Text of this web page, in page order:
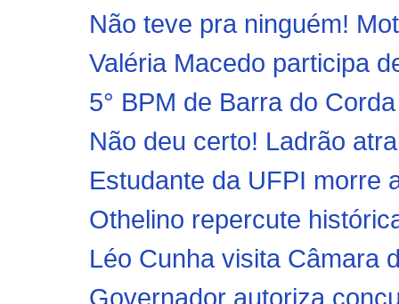
Não teve pra ninguém!
Valéria Macedo participa
5° BPM de Barra do
Não deu certo! Ladrão
Estudante da UFPI morre
Othelino repercute
Léo Cunha visita Câmara
Governador autoriza